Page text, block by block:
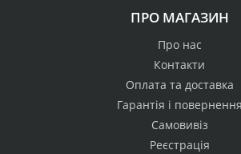
ПРО МАГАЗИН
Про нас
Контакти
Оплата та доставка
Гарантія і повернення
Самовивіз
Реєстрація